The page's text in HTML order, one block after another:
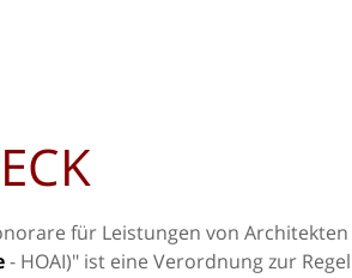
für Leistungen von
- HOAI)" ist eine Verordnung zur